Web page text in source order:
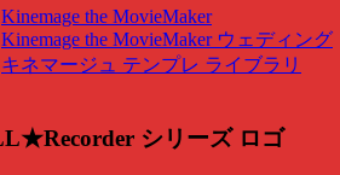
Kinemage the MovieMaker
Kinemage the MovieMaker ウェディング
キネマージュ テンプレ ライブラリ